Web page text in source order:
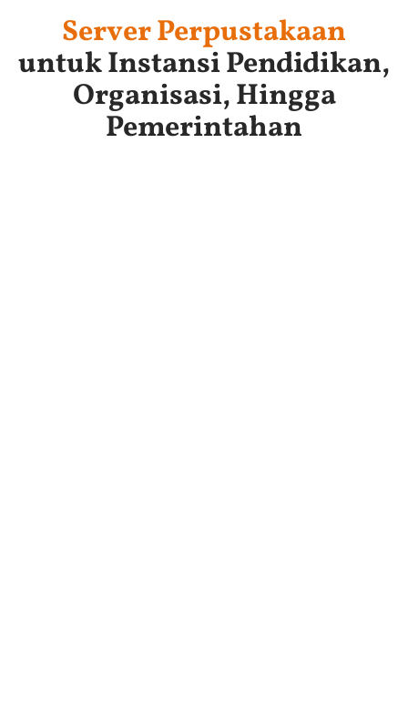
Server Perpustakaan
untuk Instansi Pendidikan,
Organisasi, Hingga
Pemerintahan